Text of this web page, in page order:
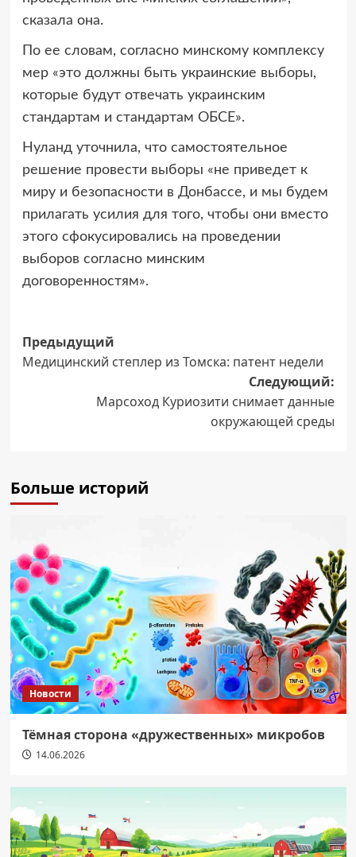
сказала она.
По ее словам, согласно минскому комплексу
мер «это должны быть украинские выборы,
которые будут отвечать украинским
стандартам и стандартам ОБСЕ».
Нуланд уточнила, что самостоятельное
решение провести выборы «не приведет к
миру и безопасности в Донбассе, и мы будем
прилагать усилия для того, чтобы они вместо
этого сфокусировались на проведении
выборов согласно минским
договоренностям».
Навигация
записи
Предыдущий
Медицинский степлер из Томска: патент недели
Следующий:
Марсоход Куриозити снимает данные
окружающей среды
Больше историй
Новости
Тёмная сторона «дружественных» микробов
14.06.2026